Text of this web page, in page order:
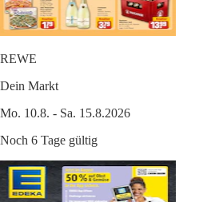
REWE
Dein Markt
Mo. 10.8. - Sa. 15.8.2026
Noch 6 Tage gültig